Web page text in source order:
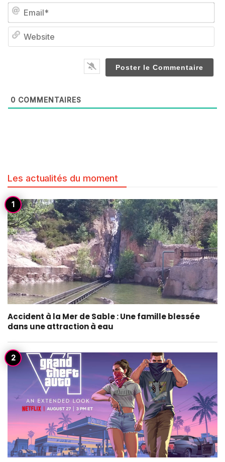
0 COMMENTAIRES
Les actualités du moment
Accident à la Mer de Sable : Une famille blessée
dans une attraction à eau